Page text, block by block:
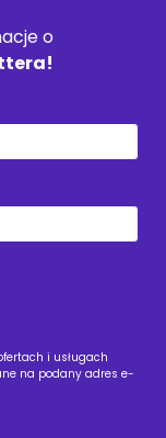
o
i usługach
na podany adres e-